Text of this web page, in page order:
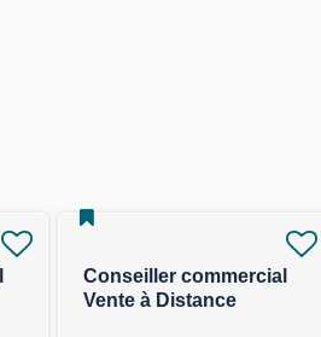
Conseiller commercial
Vente à Distance